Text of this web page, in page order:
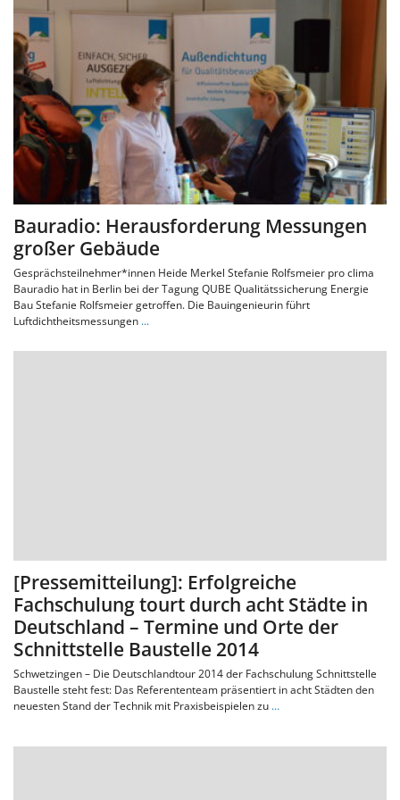
Bauradio: Herausforderung Messungen
großer Gebäude
Gesprächsteilnehmer*innen Heide Merkel Stefanie Rolfsmeier pro clima
Bauradio hat in Berlin bei der Tagung QUBE Qualitätssicherung Energie
Bau Stefanie Rolfsmeier getroffen. Die Bauingenieurin führt
Luftdichtheitsmessungen ...
[Pressemitteilung]: Erfolgreiche
Fachschulung tourt durch acht Städte in
Deutschland – Termine und Orte der
Schnittstelle Baustelle 2014
Schwetzingen – Die Deutschlandtour 2014 der Fachschulung Schnittstelle
Baustelle steht fest: Das Referententeam präsentiert in acht Städten den
neuesten Stand der Technik mit Praxisbeispielen zu …